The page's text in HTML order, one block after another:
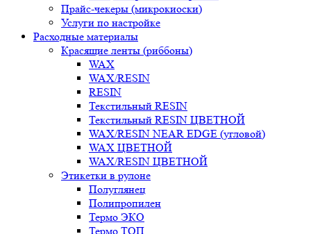
Прайс-чекеры (микрокиоски)
Услуги по настройке
Расходные материалы
Красящие ленты (риббоны)
WAX
WAX/RESIN
RESIN
Текстильный RESIN
Текстильный RESIN ЦВЕТНОЙ
WAX/RESIN NEAR EDGE (угловой)
WAX ЦВЕТНОЙ
WAX/RESIN ЦВЕТНОЙ
Этикетки в рулоне
Полуглянец
Полипропилен
Термо ЭКО
Термо ТОП